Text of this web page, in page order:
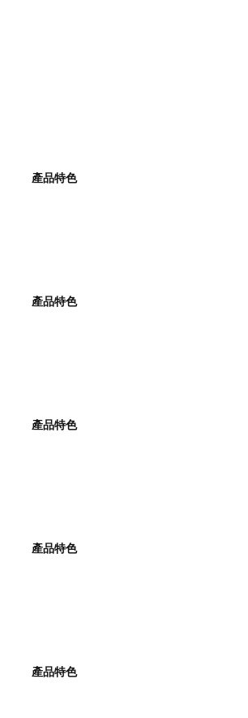
產品特色
產品特色
產品特色
產品特色
產品特色